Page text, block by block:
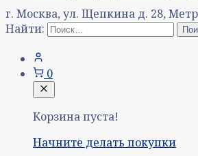
г. Москва, ул. Щепкина д. 28,
Найти:
0
Корзина пуста!
Начните делать покупки